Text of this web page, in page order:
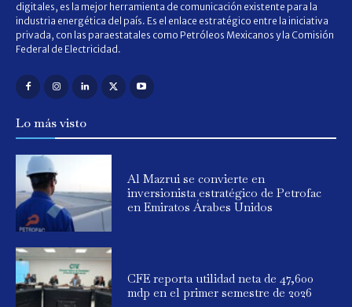
digitales, es la mejor herramienta de comunicación existente para la
industria energética del país. Es el enlace estratégico entre la iniciativa
privada, con las paraestatales como Petróleos Mexicanos y la Comisión
Federal de Electricidad.
Lo más visto
Al Mazrui se convierte en
inversionista estratégico de Petrofac
en Emiratos Árabes Unidos
CFE reporta utilidad neta de 47,600
mdp en el primer semestre de 2026